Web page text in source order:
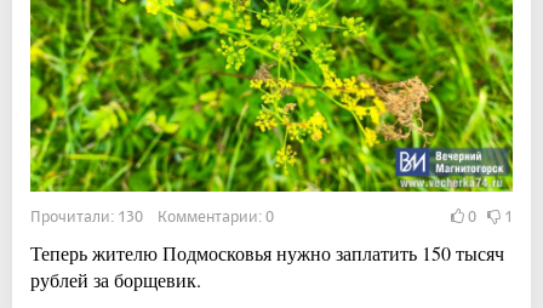
Прочитали: 130 Комментарии: 0 0 1
Теперь жителю Подмосковья нужно заплатить 150 тысяч
рублей за борщевик.